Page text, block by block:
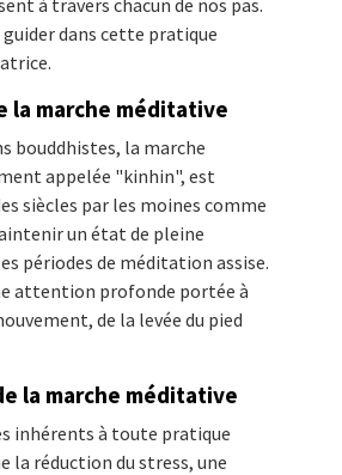
guider dans cette pratique
la marche méditative
bouddhistes, la marche
appelée "kinhin", est
siècles par les moines comme
un état de pleine
périodes de méditation assise.
attention profonde portée à
de la levée du pied
la marche méditative
inhérents à toute pratique
la réduction du stress, une